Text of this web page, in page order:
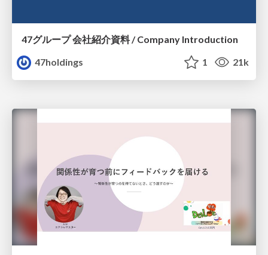
47グループ 会社紹介資料 / Company Introduction
47holdings
1 21k